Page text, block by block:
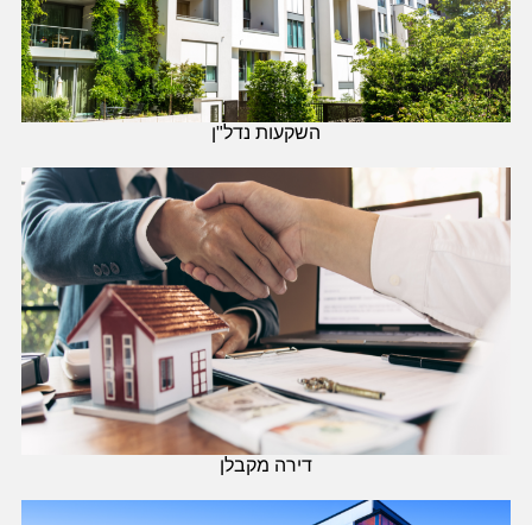
השקעות נדל"ן
דירה מקבלן